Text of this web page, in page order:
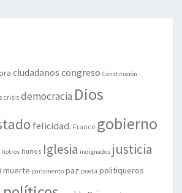
ciudadanos congreso Constitución
crisis democracia Dios
felicidad. Franco gobierno
hotros hunos Iglesia indignados justicia
muerte parlamento paz poeta politiqueros